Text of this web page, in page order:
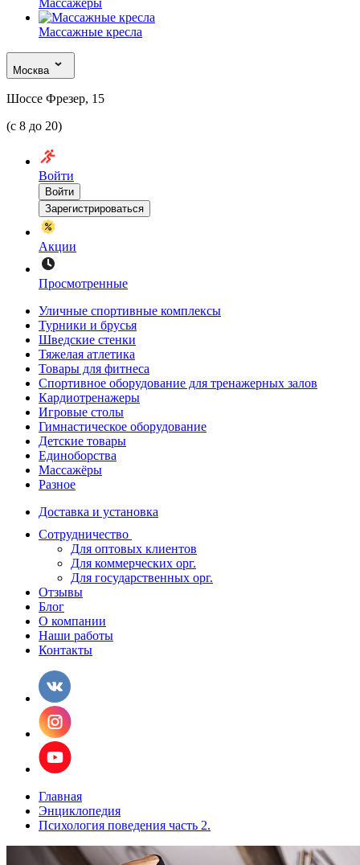
Массажёры
Массажные кресла
Москва
Шоссе Фрезер, 15
(с 8 до 20)
Войти
Войти
Зарегистрироваться
Акции
Просмотренные
Уличные спортивные комплексы
Турники и брусья
Шведские стенки
Тяжелая атлетика
Товары для фитнеса
Спортивное оборудование для тренажерных залов
Кардиотренажеры
Игровые столы
Гимнастическое оборудование
Детские товары
Единоборства
Массажёры
Разное
Доставка и установка
Сотрудничество
Для оптовых клиентов
Для коммерческих орг.
Для государственных орг.
Отзывы
Блог
О компании
Наши работы
Контакты
Главная
Энциклопедия
Психология поведения часть 2.